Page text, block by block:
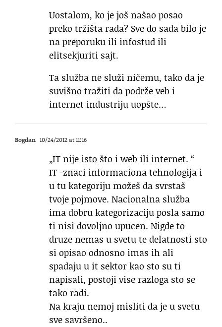
Uostalom, ko je još našao posao
preko tržišta rada? Sve do sada bilo je
na preporuku ili infostud ili
elitsekjuriti sajt.
Ta služba ne služi ničemu, tako da je
suvišno tražiti da podrže veb i
internet industriju uopšte…
Bogdan 10/24/2012 at 11:16
„IT nije isto što i web ili internet. “
IT -znaci informaciona tehnologija i
u tu kategoriju možeš da svrstaš
tvoje pojmove. Nacionalna služba
ima dobru kategorizaciju posla samo
ti nisi dovoljno upucen. Nigde to
druze nemas u svetu te delatnosti sto
si opisao odnosno imas ih ali
spadaju u it sektor kao sto su ti
napisali, postoji vise razloga sto se
tako radi.
Na kraju nemoj misliti da je u svetu
sve savršeno..